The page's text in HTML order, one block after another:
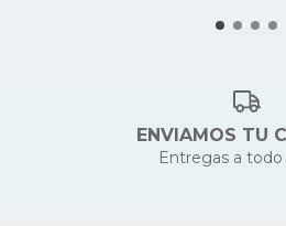
ENVIAMOS TU
Entregas a todo